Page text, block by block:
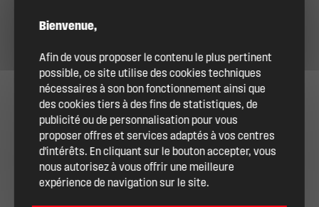
Bienvenue,
Afin de vous proposer le contenu le plus pertinent
possible, ce site utilise des cookies techniques
nécessaires à son bon fonctionnement ainsi que
des cookies tiers à des fins de statistiques, de
publicité ou de personnalisation pour vous
proposer offres et services adaptés à vos centres
d'intérêts. En cliquant sur le bouton accepter, vous
nous autorisez à vous offrir une meilleure
expérience de navigation sur le site.